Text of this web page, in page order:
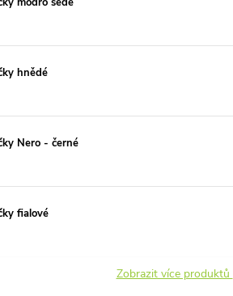
hnědé
Nero - černé
fialové
Zobrazit více produktů